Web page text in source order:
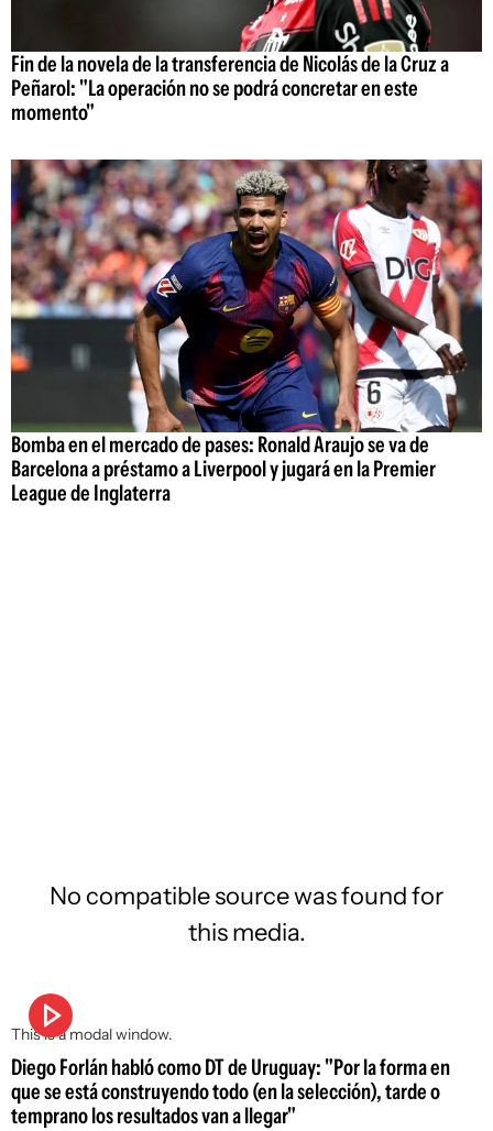
Fin de la novela de la transferencia de Nicolás de la Cruz a
Peñarol: "La operación no se podrá concretar en este
momento"
Bomba en el mercado de pases: Ronald Araujo se va de
Barcelona a préstamo a Liverpool y jugará en la Premier
League de Inglaterra
This is a modal window.
No compatible source was found for
this media.
Diego Forlán habló como DT de Uruguay: "Por la forma en
que se está construyendo todo (en la selección), tarde o
temprano los resultados van a llegar"